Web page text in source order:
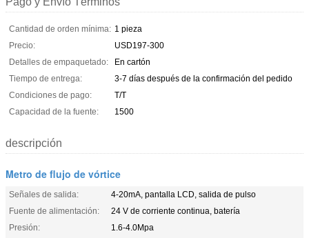
Cantidad de orden mínima: 1 pieza
Precio:
USD197-300
Detalles de empaquetado:
En cartón
Tiempo de entrega:
3-7 días después de la confirmación del pedido
Condiciones de pago:
T/T
Capacidad de la fuente:
1500
descripción
Metro de flujo de vórtice
Señales de salida:
4-20mA, pantalla LCD, salida de pulso
Fuente de alimentación:
24 V de corriente continua, batería
Presión:
1.6-4.0Mpa